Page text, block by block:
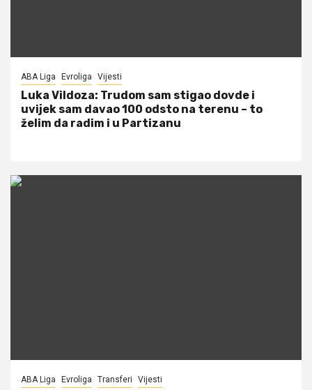
ABA Liga Evroliga Vijesti
Luka Vildoza: Trudom sam stigao dovde i
uvijek sam davao 100 odsto na terenu – to
želim da radim i u Partizanu
ABA Liga Evroliga Transferi Vijesti